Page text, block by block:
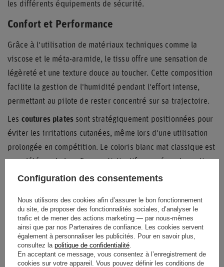
les différents équipements de sécurité.
Confort et Performance
Grâce à l'utilisation de matériaux techniques comme la
viscose et le méta-aramide, le tissu offre une sensation de
légèreté et une texture douce au toucher. Cette composition
facilite la gestion de l'humidité pendant l'effort intense,
permettant au pilote de rester concentré sur sa trajectoire.
Les coutures plates sont stratégiquement positionnées pour
éviter les irritations cutanées, même lors d'une utilisation
prolongée en compétition. Le coloris blanc mat classique est
frontale, affirmant l'identité racing de cet accessoire de
État Nouveaux produits
Catégorie Sous-vêtements rallye
Configuration des consentements
Nous utilisons des cookies afin d’assurer le bon fonctionnement
du site, de proposer des fonctionnalités sociales, d’analyser le
trafic et de mener des actions marketing — par nous-mêmes
ainsi que par nos Partenaires de confiance. Les cookies servent
également à personnaliser les publicités. Pour en savoir plus,
consultez la politique de confidentialité.
En acceptant ce message, vous consentez à l’enregistrement de
cookies sur votre appareil. Vous pouvez définir les conditions de